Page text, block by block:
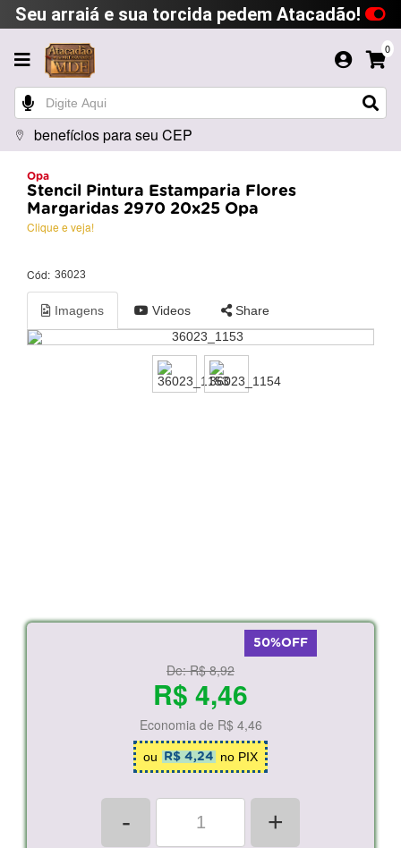
Seu arraiá e sua torcida pedem Atacadão!
0
benefícios para seu CEP
Opa
Stencil Pintura Estamparia Flores
Margaridas 2970 20x25 Opa
Clique e veja!
Cód: 36023
Imagens Videos Share
50%OFF
De:R$ 8,92
R$ 4,46
Economia de R$ 4,46
ou R$ 4,24 no PIX
- +